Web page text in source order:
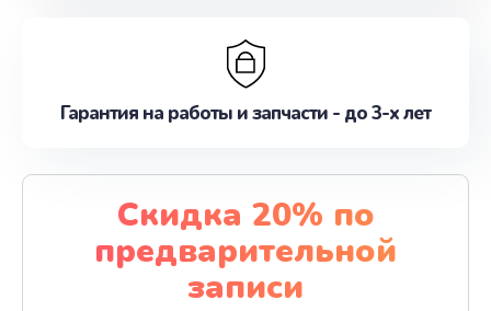
Гарантия на работы и запчасти - до 3-х лет
Скидка 20% по
предварительной
записи